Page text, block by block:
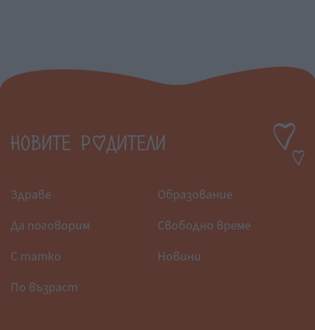
Здраве
Образование
Да поговорим
Свободно време
С татко
Новини
По възраст